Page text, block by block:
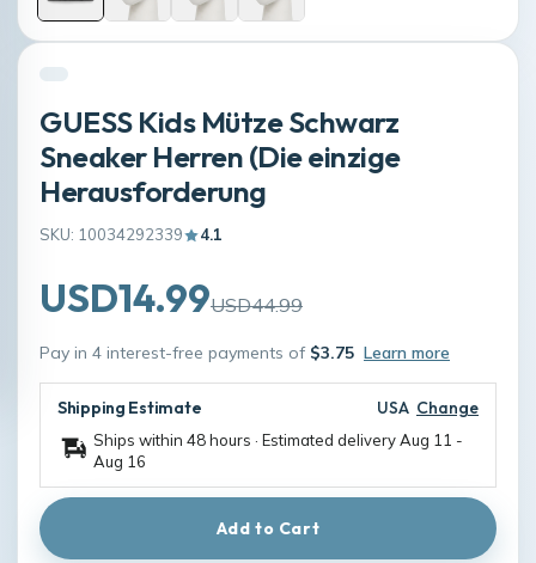
GUESS Kids Mütze Schwarz
Sneaker Herren (Die einzige
Herausforderung
SKU: 10034292339 4.1
USD14.99USD44.99
Pay in 4 interest-free payments of $3.75 Learn more
Shipping Estimate USA Change
Ships within 48 hours · Estimated deliveryAug 11 -
Aug 16
Add to Cart